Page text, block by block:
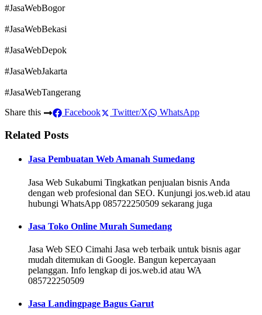
#JasaWebBogor
#JasaWebBekasi
#JasaWebDepok
#JasaWebJakarta
#JasaWebTangerang
Share this
Facebook Twitter/X WhatsApp
Related Posts
Jasa Pembuatan Web Amanah Sumedang
Jasa Web Sukabumi Tingkatkan penjualan bisnis Anda
dengan web profesional dan SEO. Kunjungi jos.web.id atau
hubungi WhatsApp 085722250509 sekarang juga
Jasa Toko Online Murah Sumedang
Jasa Web SEO Cimahi Jasa web terbaik untuk bisnis agar
mudah ditemukan di Google. Bangun kepercayaan
pelanggan. Info lengkap di jos.web.id atau WA
085722250509
Jasa Landingpage Bagus Garut